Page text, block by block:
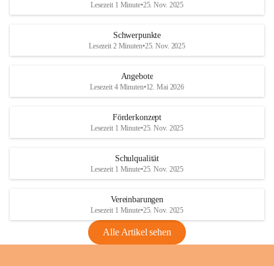
Lesezeit 1 Minute•25. Nov. 2025
Schwerpunkte
Lesezeit 2 Minuten•25. Nov. 2025
Angebote
Lesezeit 4 Minuten•12. Mai 2026
Förderkonzept
Lesezeit 1 Minute•25. Nov. 2025
Schulqualität
Lesezeit 1 Minute•25. Nov. 2025
Vereinbarungen
Lesezeit 1 Minute•25. Nov. 2025
Alle Artikel sehen